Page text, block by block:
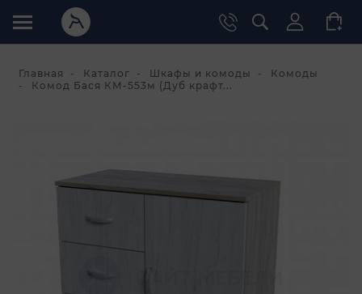
Главная Каталог Шкафы и комоды
Комоды
Комод Бася КМ-553м (Дуб крафт...